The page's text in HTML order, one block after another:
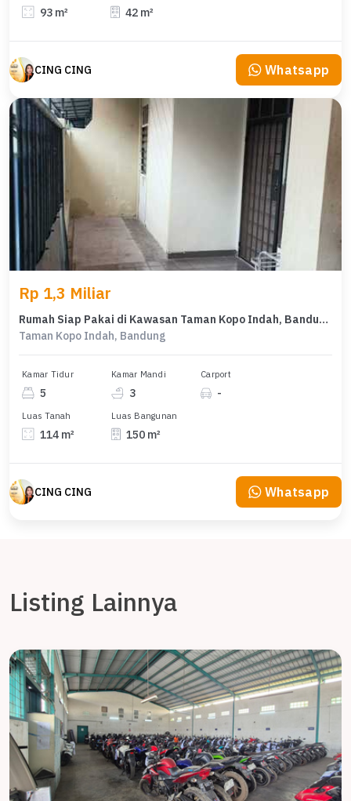
93 m² 42 m²
CING CING Whatsapp
Rp 1,3 Miliar
Rumah Siap Pakai di Kawasan Taman Kopo Indah, Bandung, LT 114m²
Taman Kopo Indah, Bandung
Kamar Tidur
5
Kamar Mandi
3
Carport
-
Luas Tanah
114 m²
Luas Bangunan
150 m²
CING CING Whatsapp
Listing Lainnya